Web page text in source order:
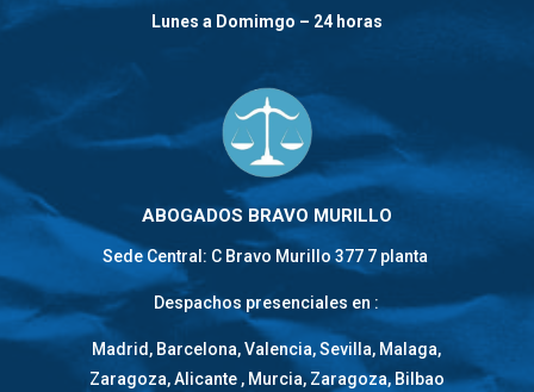
Lunes a Domimgo – 24 horas
ABOGADOS BRAVO MURILLO
Sede Central: C Bravo Murillo 377 7 planta
Despachos presenciales en :
Madrid, Barcelona, Valencia, Sevilla, Malaga,
Zaragoza, Alicante , Murcia, Zaragoza, Bilbao